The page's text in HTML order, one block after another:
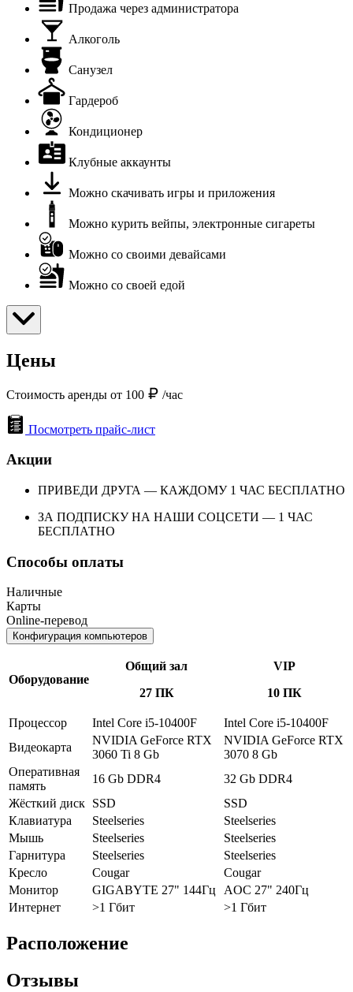
Продажа через администратора
Алкоголь
Санузел
Гардероб
Кондиционер
Клубные аккаунты
Можно скачивать игры и приложения
Можно курить вейпы, электронные сигареты
Можно со своими девайсами
Можно со своей едой
Цены
Стоимость аренды от 100 /час
Посмотреть прайс-лист
Акции
ПРИВЕДИ ДРУГА — КАЖДОМУ 1 ЧАС БЕСПЛАТНО
ЗА ПОДПИСКУ НА НАШИ СОЦСЕТИ — 1 ЧАС
БЕСПЛАТНО
Способы оплаты
Наличные
Карты
Online-перевод
Конфигурация компьютеров
Оборудование
Общий зал
27 ПК
VIP
10 ПК
Процессор Intel Core i5-10400F
Intel Core i5-10400F
Видеокарта
NVIDIA GeForce RTX
3060 Ti 8 Gb
NVIDIA GeForce RTX
3070 8 Gb
Оперативная
память
16 Gb DDR4
32 Gb DDR4
Жёсткий диск SSD
SSD
Клавиатура
Steelseries
Steelseries
Мышь
Steelseries
Steelseries
Гарнитура
Steelseries
Steelseries
Кресло
Cougar
Cougar
Монитор
GIGABYTE 27" 144Гц
AOC 27" 240Гц
Интернет
>1 Гбит >1 Гбит
Расположение
Отзывы